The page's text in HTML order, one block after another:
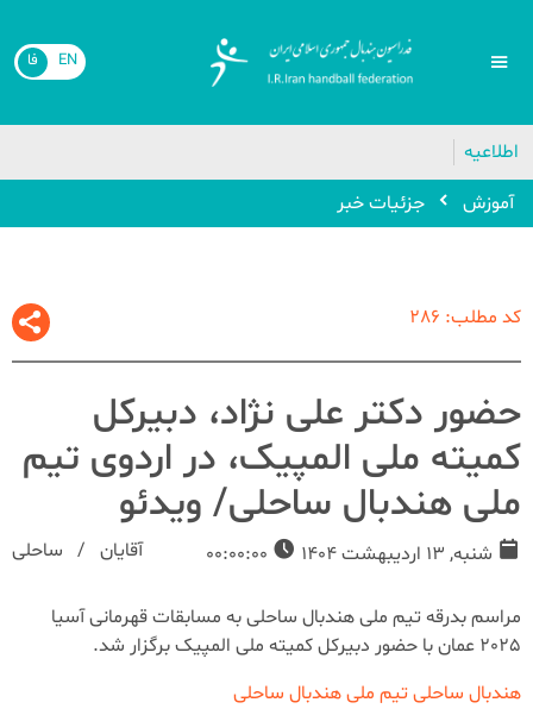
EN فا
اطلاعیه
🔴
آموزش
جزئیات خبر
کد مطلب: 286
حضور دکتر علی نژاد، دبیرکل
کمیته ملی المپیک، در اردوی تیم
ملی هندبال ساحلی/ ویدئو
شنبه, 13 اردیبهشت 1404 آقایان ساحلی
مراسم بدرقه تیم ملی هندبال ساحلی به مسابقات قهرمانی آسیا
2025 عمان با حضور دبیرکل کمیته ملی المپیک برگزار شد.
هندبال ساحلیتیم ملی هندبال ساحلی